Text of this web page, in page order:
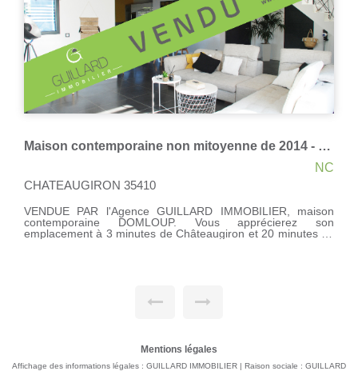
Maison contemporaine non mitoyenne de 2014 - Domloup à 3 minutes de Châteaugiron - 5 chambres - 167m²
NC
CHATEAUGIRON 35410
VENDUE PAR l'Agence GUILLARD IMMOBILIER, maison
contemporaine DOMLOUP. Vous apprécierez son
emplacement à 3 minutes de Châteaugiron et 20 minutes de
une salle de bains et douches, wc. Un double garage
Mentions légales
Affichage des informations légales : GUILLARD IMMOBILIER | Raison sociale : GUILLARD